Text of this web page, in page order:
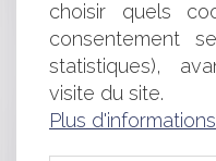
les conditions ?
Promesse de vente :
Conséquence de la
Le Tour d’échelle,
voisin pour effectuer des
Délégation de
choisir quels
consentement
statistiques),
visite du site.
Plus d'informations